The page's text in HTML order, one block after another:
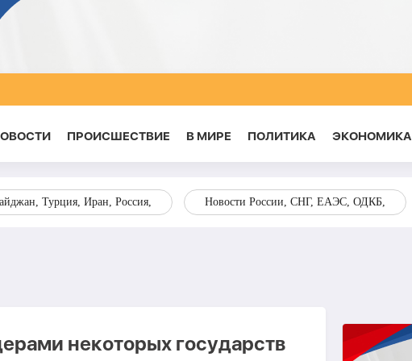
ПРОИСШЕСТВИЕ В МИРЕ ПОЛИТИКА ЭКОНОМИКА
Турция, Иран, Россия, Новости России, СНГ, ЕАЭС, ОДКБ,
некоторых государств